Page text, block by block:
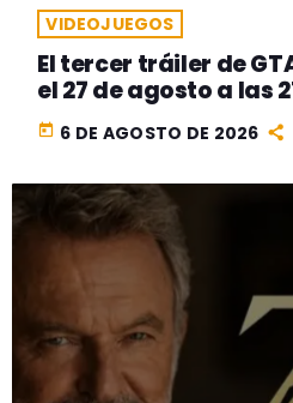
VIDEOJUEGOS
El tercer tráiler de
el 27 de agosto a las
today 6 DE AGOSTO DE 2026